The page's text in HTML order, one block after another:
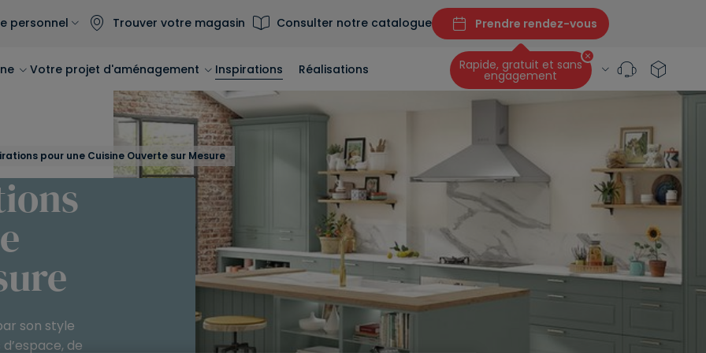
personnel Trouver votre magasin Consulter notre catalogue Prendre rendez-vous
Rapide, gratuit et sans
engagement
Votre projet d'aménagement Inspirations Réalisations
pour une Cuisine Ouverte sur Mesure
son style
de